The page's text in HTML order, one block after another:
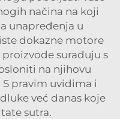
načina na koji
unapređenja u
dokazne motore
surađuju s
na njihovu
pravim uvidima i
već danas koje
sutra.